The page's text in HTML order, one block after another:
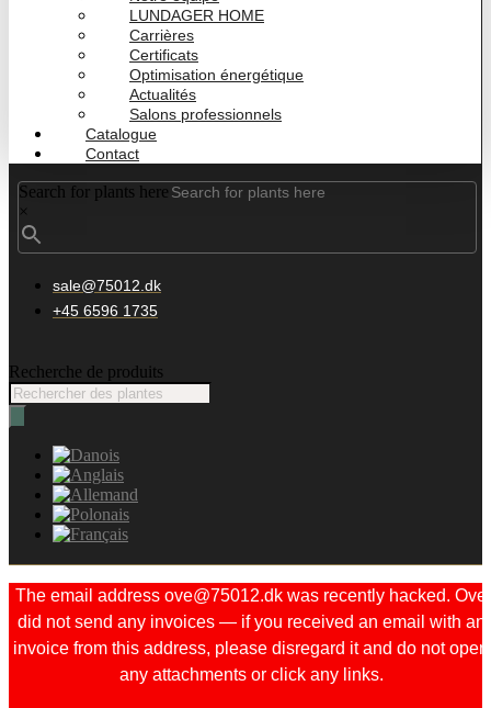
LUNDAGER HOME
Carrières
Certificats
Optimisation énergétique
Actualités
Salons professionnels
Catalogue
Contact
Search for plants here
×
sale@75012.dk
+45 6596 1735
Recherche de produits
The email address ove@75012.dk was recently hacked. Ove
did not send any invoices — if you received an email with an
invoice from this address, please disregard it and do not open
any attachments or click any links.